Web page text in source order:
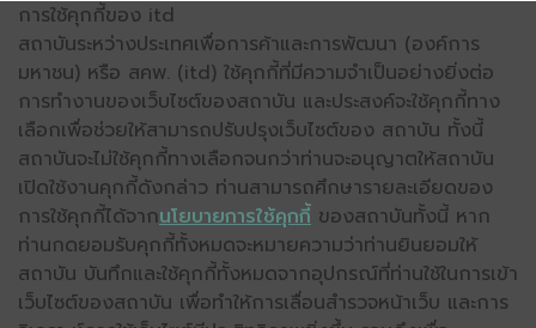
การใช้คุกกี้ของ itd
สถาบันระหว่างประเทศเพื่อการค้าและการพัฒนา (องค์การ
มหาชน) หรือ สคพ. (itd) ใช้คุกกี้ที่มีความจำเป็นอย่างยิ่งต่อ
การทำงานของเว็บไซต์ของสถาบัน และประสงค์จะใช้คุกกี้ทาง
เลือกเพื่อช่วยให้สามารถปรับปรุงเว็บไซต์ของ สถาบัน ทั้งนี้
สถาบันจะไม่ใช้คุกกี้ทางเลือกจนกว่าท่านจะอนุญาตให้สถาบัน
เปิดใช้งานคุกกี้ดังกล่าว ท่านสามารถศึกษารายละเอียดของ
การใช้คุกกี้ได้จากนโยบายการใช้คุกกี้ ของสถาบันทั้งนี้ หาก
ท่านกดยอมรับคุกกี้ทั้งหมดจะหมายความว่าท่านยินยอมให้
สถาบัน บันทึกและใช้คุกกี้ทั้งหมดจากอุปกรณ์ที่ท่านใช้ในการเข้า
เว็บไซต์ของสถาบัน เพื่อทำให้การเลื่อนสำรวจหน้าเว็บ และการ